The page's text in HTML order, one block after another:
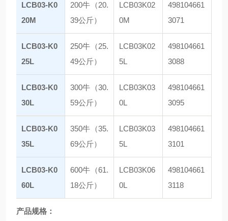
LCB03-K0
20M
200牛（20.
39公斤）
LCB03K02
0M
498104661
3071
LCB03-K0
25L
250牛（25.
49公斤）
LCB03K02
5L
498104661
3088
LCB03-K0
30L
300牛（30.
59公斤）
LCB03K03
0L
498104661
3095
LCB03-K0
35L
350牛（35.
69公斤）
LCB03K03
5L
498104661
3101
LCB03-K0
60L
600牛（61.
18公斤）
LCB03K06
0L
498104661
3118
产品规格：